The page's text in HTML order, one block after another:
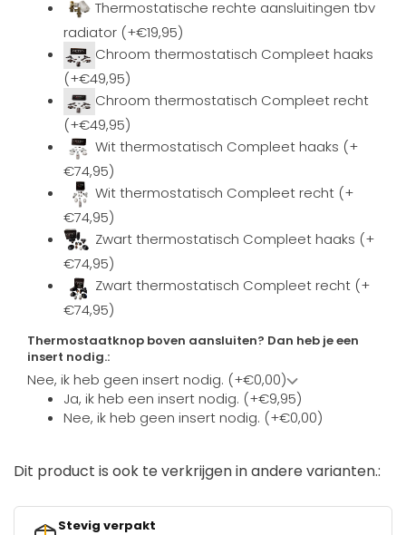
Thermostatische rechte aansluitingen tbv
radiator (+€19,95)
Chroom thermostatisch Compleet haaks
(+€49,95)
Chroom thermostatisch Compleet recht
(+€49,95)
Wit thermostatisch Compleet haaks (+
€74,95)
Wit thermostatisch Compleet recht (+
€74,95)
Zwart thermostatisch Compleet haaks (+
€74,95)
Zwart thermostatisch Compleet recht (+
€74,95)
Thermostaatknop boven aansluiten? Dan heb je een
insert nodig.:
Nee, ik heb geen insert nodig. (+€0,00)
Ja, ik heb een insert nodig. (+€9,95)
Nee, ik heb geen insert nodig. (+€0,00)
Dit product is ook te verkrijgen in andere varianten.:
Stevig verpakt